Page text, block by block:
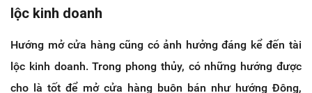
lộc kinh doanh
Hướng mở cửa hàng cũng có ảnh hưởng đáng kể đến tài
lộc kinh doanh. Trong phong thủy, có những hướng được
cho là tốt để mở cửa hàng buôn bán như hướng Đông,